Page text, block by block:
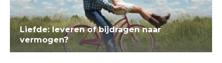
Liefde: leveren of bijdragen naar
vermogen?